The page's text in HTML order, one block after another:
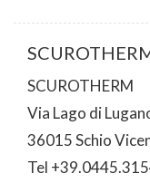
SCUROTHERM
Via Lago di
36015 Schio
Tel